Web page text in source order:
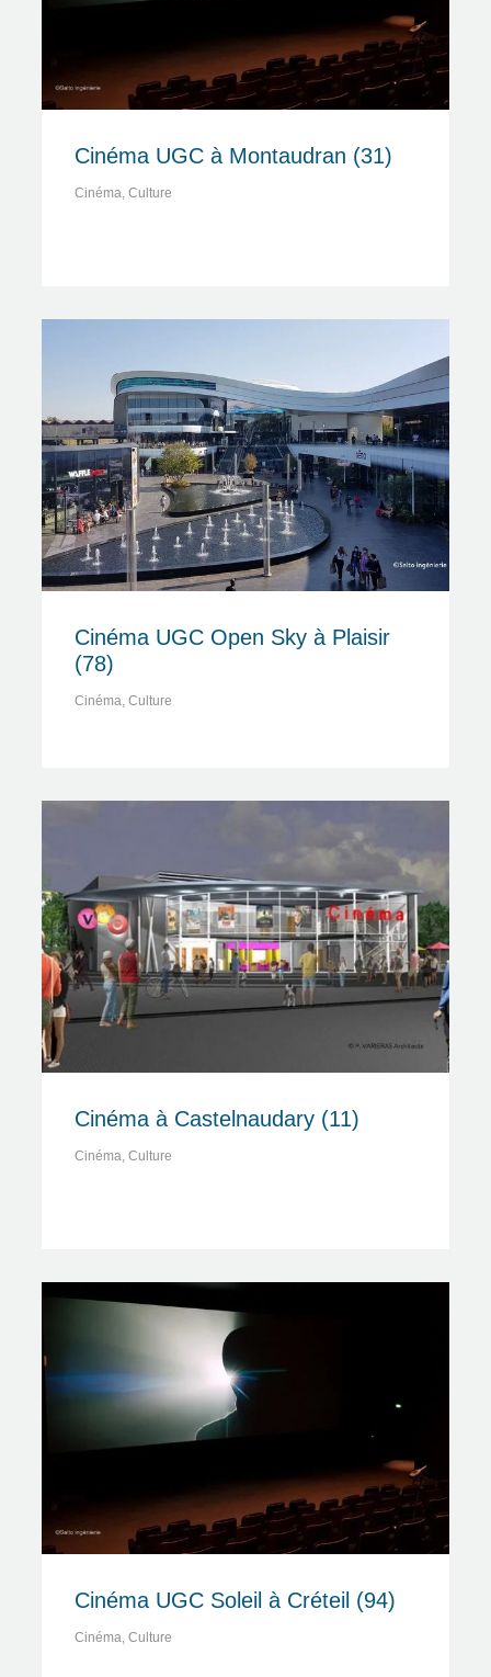
Cinéma UGC à Montaudran (31)
Cinéma, Culture
Cinéma UGC Open Sky à Plaisir
(78)
Cinéma, Culture
Cinéma à Castelnaudary (11)
Cinéma, Culture
Cinéma UGC Soleil à Créteil (94)
Cinéma, Culture